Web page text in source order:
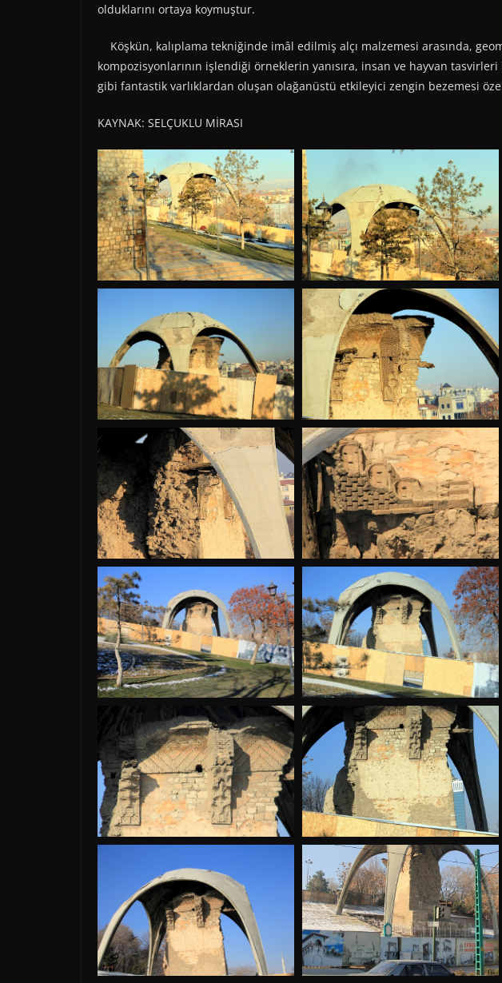
olduklarını ortaya koymuştur.
Köşkün, kalıplama tekniğinde imâl edilmiş alçı malzemesi arasında,
kompozisyonlarının işlendiği örneklerin yanısıra, insan ve hayvan
gibi fantastik varlıklardan oluşan olağanüstü etkileyici zengin bezemesi
KAYNAK: SELÇUKLU MİRASI